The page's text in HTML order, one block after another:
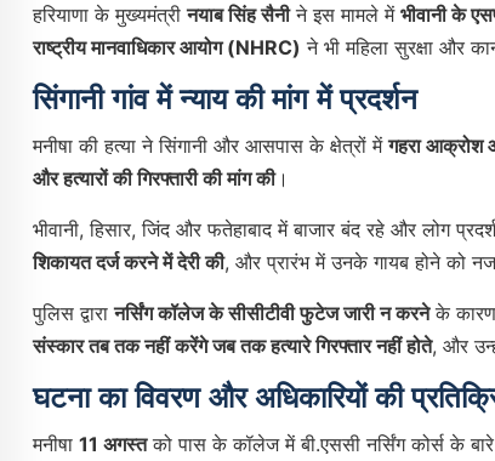
हरियाणा के मुख्यमंत्रीनयाब सिंह सैनीने इस मामले में भीवानी के
राष्ट्रीय मानवाधिकार आयोग (NHRC) ने भी महिला सुरक्षा और
सिंगानी गांव में न्याय की मांग में प्रदर्शन
मनीषा की हत्या ने सिंगानी और आसपास के क्षेत्रों मेंगहरा आक्रोश
और हत्यारों की गिरफ्तारी की मांग की।
भीवानी, हिसार, जिंद और फतेहाबाद में बाजार बंद रहे और लोग
शिकायत दर्ज करने में देरी की, और प्रारंभ में उनके गायब होने को
पुलिस द्वारानर्सिंग कॉलेज के सीसीटीवी फुटेज जारी न करनेके कारण
संस्कार तब तक नहीं करेंगे जब तक हत्यारे गिरफ्तार नहीं होते, और
घटना का विवरण और अधिकारियों की
मनीषा 11 अगस्तको पास के कॉलेज में बी.एससी नर्सिंग कोर्स के